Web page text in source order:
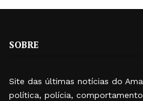
SOBRE
Site das últimas notícias do
política, polícia,